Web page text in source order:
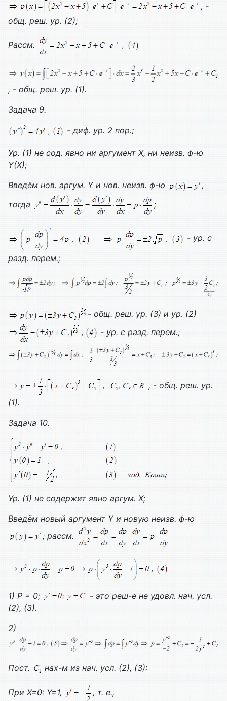
, -
общ. реш. ур. (2);
Рассм.
, - общ. реш. ур. (1).
Задача 9.
- диф. ур. 2 пор.;
Ур. (1) не сод. явно ни аргумент X, ни неизв. ф-ю
Y(X);
Введём нов. аргум. Y и нов. неизв. ф-ю
,
тогда
;
- ур. с
разд. перем.;
- общ. реш. ур. (3) и ур. (2)
- ур. с разд. перем.;
, - общ. реш. ур.
(1).
Задача 10.
Ур. (1) не содержит явно аргум. X;
Введём новый аргумент Y и новую неизв. ф-ю
; рассм.
1) P = 0;
- это реш-е не удовл. нач. усл.
(2), (3).
2)
Пост. нах-м из нач. усл. (2), (3):
При X=0: Y=1, , т. е.,